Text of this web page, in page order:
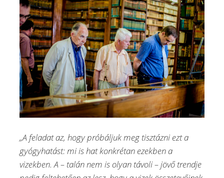
„A feladat az, hogy próbáljuk meg tisztázni ezt a
gyógyhatást: mi is hat konkrétan ezekben a
vizekben. A – talán nem is olyan távoli – jövő trendje